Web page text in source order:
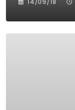
14/09/18